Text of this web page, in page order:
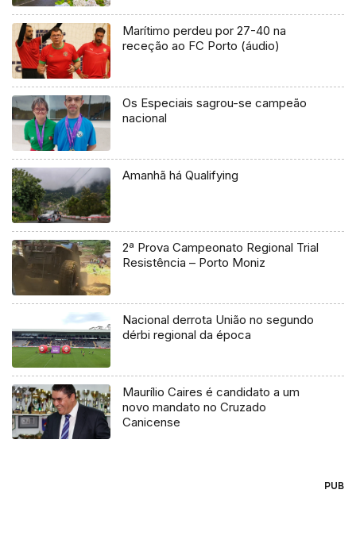
Marítimo perdeu por 27-40 na
receção ao FC Porto (áudio)
Os Especiais sagrou-se campeão
nacional
Amanhã há Qualifying
2ª Prova Campeonato Regional Trial
Resistência – Porto Moniz
Nacional derrota União no segundo
dérbi regional da época
Maurílio Caires é candidato a um
novo mandato no Cruzado
Canicense
PUB